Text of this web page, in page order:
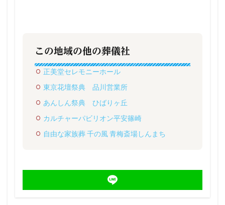
この地域の他の葬儀社
正美堂セレモニーホール
東京花壇祭典 品川営業所
あんしん祭典 ひばりヶ丘
カルチャーパビリオン平安篠崎
自由な家族葬 千の風 青梅斎場しんまち